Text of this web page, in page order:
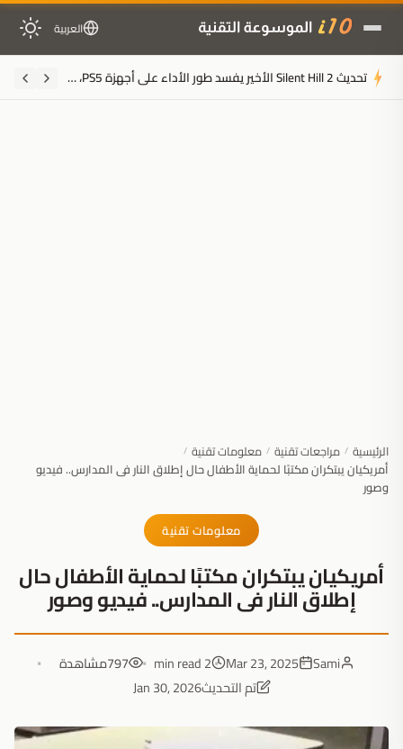
العربية
ملخَّص المقال تحديث Silent Hill 2 الأخير يفسد طور الأداء على أجهزة PS5، وKonami تعد بالإصلاح
الرئيسية / مراجعات تقنية / معلومات تقنية /
أمريكيان يبتكران مكتبًا لحماية الأطفال حال إطلاق النار فى المدارس.. فيديو
وصور
معلومات تقنية
أمريكيان يبتكران مكتبًا لحماية الأطفال حال
إطلاق النار فى المدارس.. فيديو وصور
Sami
Mar 23, 2025
2 min read
797مشاهدة
تم التحديثJan 30, 2026